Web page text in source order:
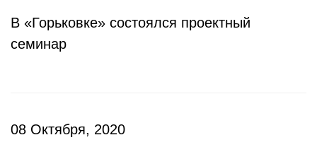
В «Горьковке» состоялся проектный
семинар
08 Октября, 2020